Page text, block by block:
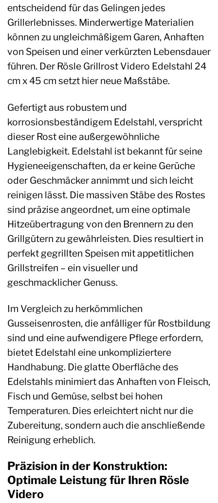
entscheidend für das Gelingen jedes
Grillerlebnisses. Minderwertige Materialien
können zu ungleichmäßigem Garen, Anhaften
von Speisen und einer verkürzten Lebensdauer
führen. Der Rösle Grillrost Videro Edelstahl 24
cm x 45 cm setzt hier neue Maßstäbe.
Gefertigt aus robustem und
korrosionsbeständigem Edelstahl, verspricht
dieser Rost eine außergewöhnliche
Langlebigkeit. Edelstahl ist bekannt für seine
Hygieneeigenschaften, da er keine Gerüche
oder Geschmäcker annimmt und sich leicht
reinigen lässt. Die massiven Stäbe des Rostes
sind präzise angeordnet, um eine optimale
Hitzeübertragung von den Brennern zu den
Grillgütern zu gewährleisten. Dies resultiert in
perfekt gegrillten Speisen mit appetitlichen
Grillstreifen – ein visueller und
geschmacklicher Genuss.
Im Vergleich zu herkömmlichen
Gusseisenrosten, die anfälliger für Rostbildung
sind und eine aufwendigere Pflege erfordern,
bietet Edelstahl eine unkompliziertere
Handhabung. Die glatte Oberfläche des
Edelstahls minimiert das Anhaften von Fleisch,
Fisch und Gemüse, selbst bei hohen
Temperaturen. Dies erleichtert nicht nur die
Zubereitung, sondern auch die anschließende
Reinigung erheblich.
Präzision in der Konstruktion:
Optimale Leistung für Ihren Rösle
Videro